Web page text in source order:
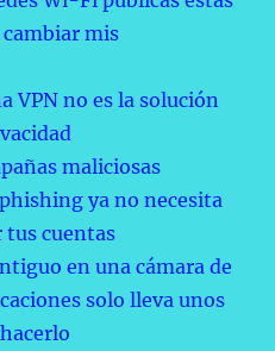
cambiar mis
VPN no es la solución
maliciosas
ya no necesita
tus cuentas
en una cámara de
solo lleva unos